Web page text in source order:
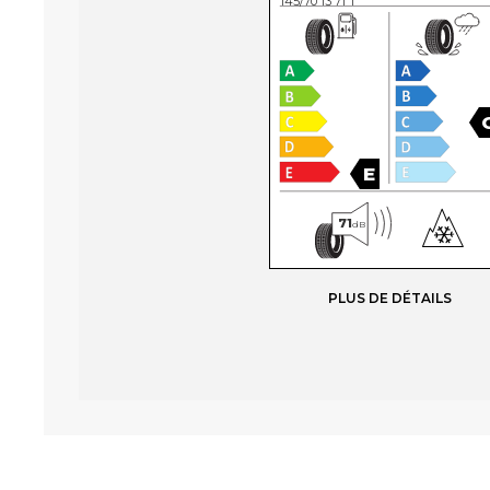
E
71dB
PLUS DE DÉTAILS